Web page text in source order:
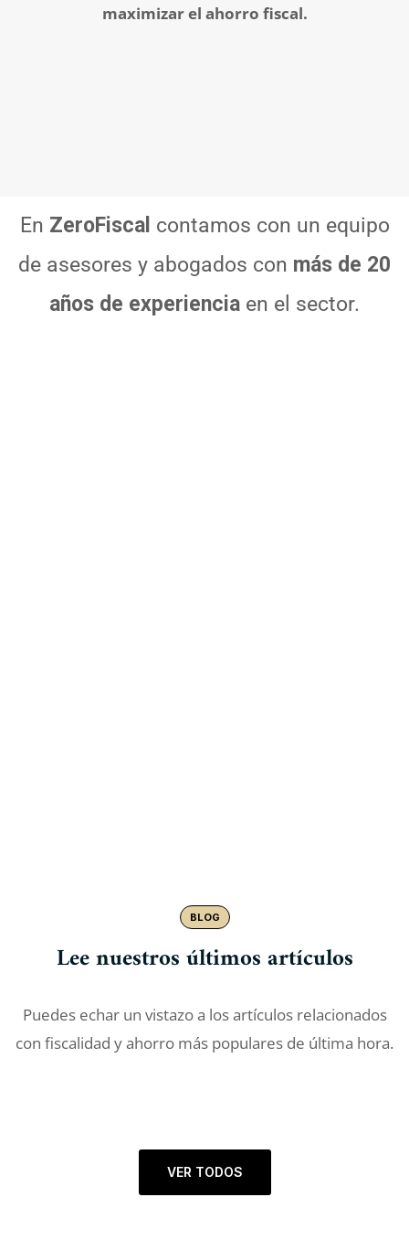
maximizar el ahorro fiscal.
En ZeroFiscal contamos con un equipo
de asesores y abogados con más de 20
años de experiencia en el sector.
BLOG
Lee nuestros últimos artículos
Puedes echar un vistazo a los artículos relacionados
con fiscalidad y ahorro más populares de última hora.
VER TODOS